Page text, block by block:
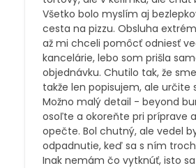
Všetko bolo myslím aj
cesta na pizzu. Obsluha
až mi chceli pomôcť odniesť
kancelárie, lebo som prišla
objednávku. Chutilo tak, že
takže len popisujem, ale určite
Možno malý detail - beyond
osoľte a okoreňte pri príprave
opečte. Bol chutný, ale vedel
odpadnutie, keď sa s ním
Inak nemám čo vytknúť, isto